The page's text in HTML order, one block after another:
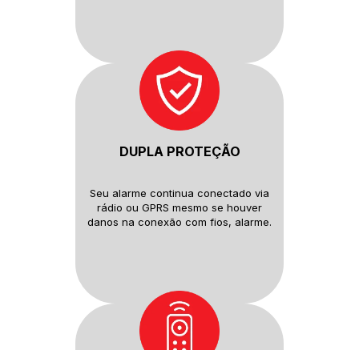
DUPLA PROTEÇÃO
Seu alarme continua conectado via
rádio ou GPRS mesmo se houver
danos na conexão com fios, alarme.